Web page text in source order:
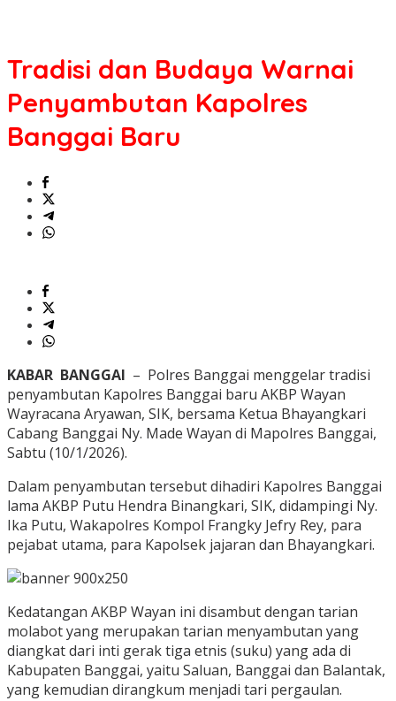
Tradisi dan Budaya Warnai
Penyambutan Kapolres
Banggai Baru
KABAR BANGGAI – Polres Banggai menggelar tradisi
penyambutan Kapolres Banggai baru AKBP Wayan
Wayracana Aryawan, SIK, bersama Ketua Bhayangkari
Cabang Banggai Ny. Made Wayan di Mapolres Banggai,
Sabtu (10/1/2026).
Dalam penyambutan tersebut dihadiri Kapolres Banggai
lama AKBP Putu Hendra Binangkari, SIK, didampingi Ny.
Ika Putu, Wakapolres Kompol Frangky Jefry Rey, para
pejabat utama, para Kapolsek jajaran dan Bhayangkari.
Kedatangan AKBP Wayan ini disambut dengan tarian
molabot yang merupakan tarian menyambutan yang
diangkat dari inti gerak tiga etnis (suku) yang ada di
Kabupaten Banggai, yaitu Saluan, Banggai dan Balantak,
yang kemudian dirangkum menjadi tari pergaulan.